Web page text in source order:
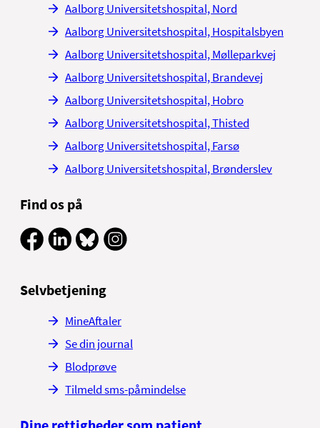
Aalborg Universitetshospital, Nord
Aalborg Universitetshospital, Hospitalsbyen
Aalborg Universitetshospital, Mølleparkvej
Aalborg Universitetshospital, Brandevej
Aalborg Universitetshospital, Hobro
Aalborg Universitetshospital, Thisted
Aalborg Universitetshospital, Farsø
Aalborg Universitetshospital, Brønderslev
Find os på
Selvbetjening
MineAftaler
Se din journal
Blodprøve
Tilmeld sms-påmindelse